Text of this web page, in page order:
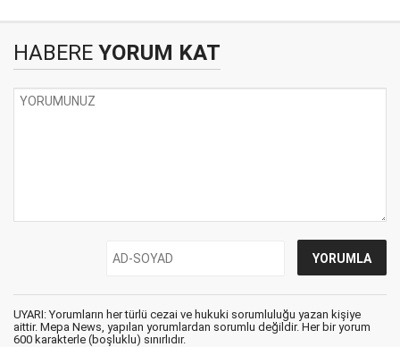
HABERE YORUM KAT
UYARI: Yorumların her türlü cezai ve hukuki sorumluluğu yazan kişiye
aittir. Mepa News, yapılan yorumlardan sorumlu değildir. Her bir yorum
600 karakterle (boşluklu) sınırlıdır.